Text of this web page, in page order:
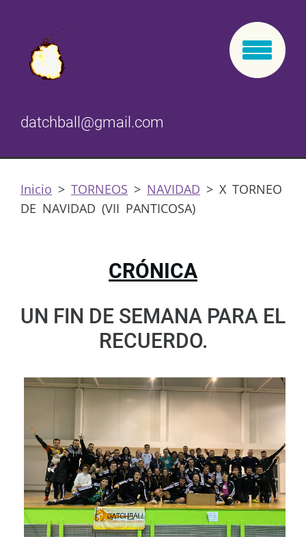
datchball@gmail.com
Inicio > TORNEOS > NAVIDAD > X TORNEO
DE NAVIDAD (VII PANTICOSA)
CRÓNICA
UN FIN DE SEMANA PARA EL
RECUERDO.